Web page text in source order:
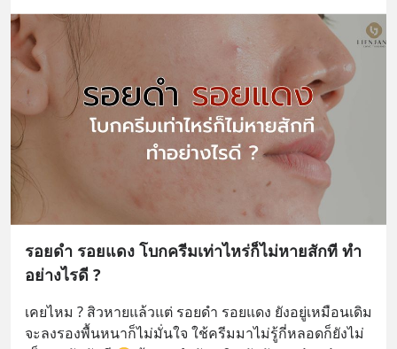
รอยดำ รอยแดง โบกครีมเท่าไหร่ก็ไม่หายสักที ทำ
อย่างไรดี ?
เคยไหม ? สิวหายแล้วแต่ รอยดำ รอยแดง ยังอยู่เหมือนเดิม
จะลงรองพื้นหนาก็ไม่มั่นใจ ใช้ครีมมาไม่รู้กี่หลอดก็ยังไม่